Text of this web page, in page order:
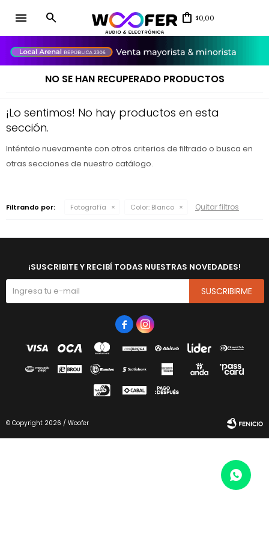
menu $0,00
NO SE HAN RECUPERADO PRODUCTOS
¡Lo sentimos! No hay productos en esta
sección.
Inténtalo nuevamente con otros criterios de filtrado o busca en
otras secciones de nuestro catálogo.
Filtrando por: Fotografía Color: Blanco Quitar filtros
¡SUSCRIBITE Y RECIBÍ TODAS NUESTRAS NOVEDADES!
SUSCRIBIRME
 
© Copyright 2026 / Woofer
close